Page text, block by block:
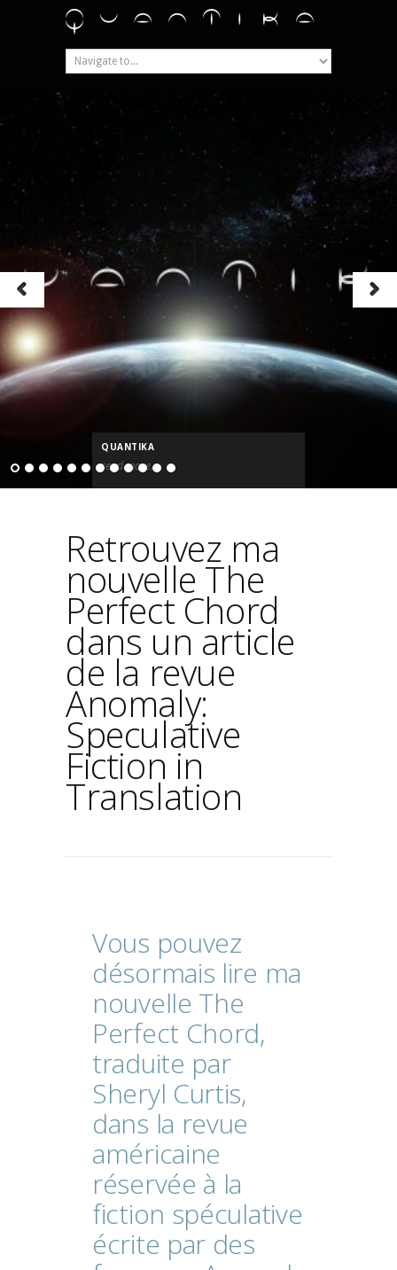
QUANTIKA
read more...
Retrouvez ma
nouvelle The
Perfect Chord
dans un article
de la revue
Anomaly:
Speculative
Fiction in
Translation
Vous pouvez
désormais lire ma
nouvelle The
Perfect Chord,
traduite par
Sheryl Curtis,
dans la revue
américaine
réservée à la
fiction spéculative
écrite par des